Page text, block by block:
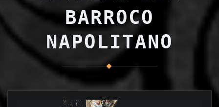
BARROCO
NAPOLITANO